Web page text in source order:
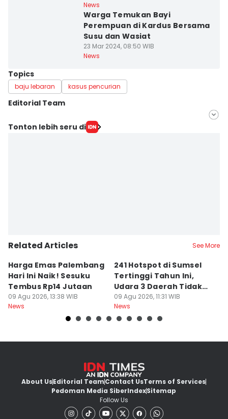
News
Warga Temukan Bayi
Perempuan di Kardus Bersama
Susu dan Wasiat
23 Mar 2024, 08:50 WIB
News
Topics
baju lebaran kasus pencurian
Editorial Team
Editor
Tonton lebih seru di
Related Articles See More
Harga Emas Palembang
Hari Ini Naik! Sesuku
Tembus Rp14 Jutaan
09 Agu 2026, 13:38 WIB
News
241 Hotspot di Sumsel
Tertinggi Tahun Ini,
Udara 3 Daerah Tidak
Sehat
09 Agu 2026, 11:31 WIB
News
About UsEditorial TeamContact UsTerms of Services
Pedoman Media SiberIndexSitemap
Follow Us